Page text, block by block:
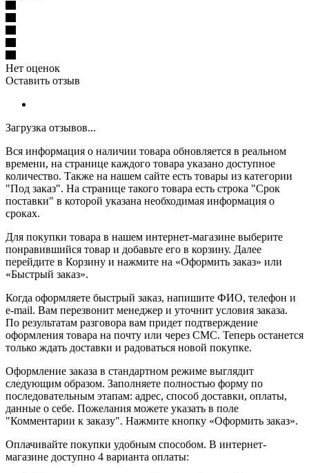
Нет оценок
Оставить отзыв
Загрузка отзывов...
Вся информация о наличии товара обновляется в реальном
времени, на странице каждого товара указано доступное
количество. Также на нашем сайте есть товары из категории
"Под заказ". На странице такого товара есть строка "Срок
поставки" в которой указана необходимая информация о
сроках.
Для покупки товара в нашем интернет-магазине выберите
понравившийся товар и добавьте его в корзину. Далее
перейдите в Корзину и нажмите на «Оформить заказ» или
«Быстрый заказ».
Когда оформляете быстрый заказ, напишите ФИО, телефон и
e-mail. Вам перезвонит менеджер и уточнит условия заказа.
По результатам разговора вам придет подтверждение
оформления товара на почту или через СМС. Теперь останется
только ждать доставки и радоваться новой покупке.
Оформление заказа в стандартном режиме выглядит
следующим образом. Заполняете полностью форму по
последовательным этапам: адрес, способ доставки, оплаты,
данные о себе. Пожелания можете указать в поле
"Комментарии к заказу". Нажмите кнопку «Оформить заказ».
Оплачивайте покупки удобным способом. В интернет-
магазине доступно 4 варианта оплаты: